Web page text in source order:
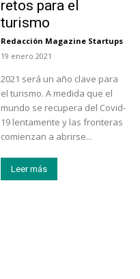
retos para el
turismo
Redacción Magazine Startups
-
19 enero 2021
2021 será un año clave para
el turismo. A medida que el
mundo se recupera del Covid-
19 lentamente y las fronteras
comienzan a abrirse...
Leer más